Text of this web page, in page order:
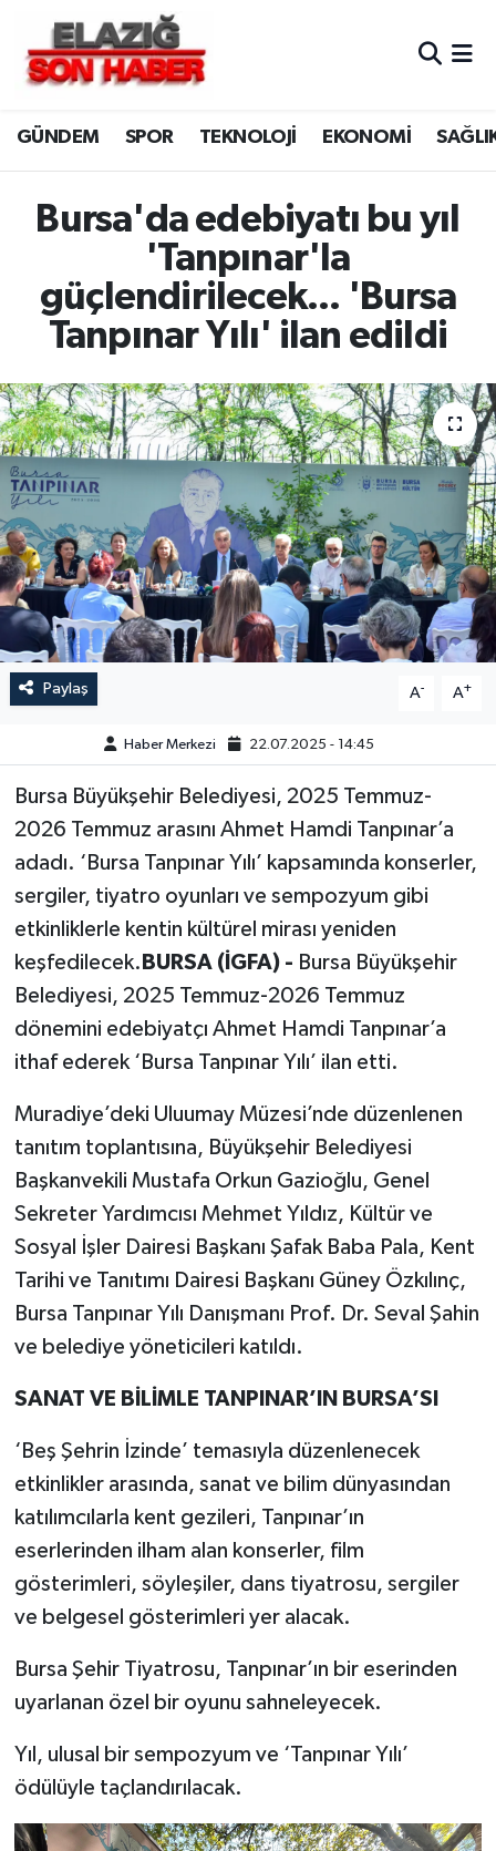
GÜNDEM SPOR TEKNOLOJİ EKONOMİ
Bursa'da edebiyatı bu yıl
'Tanpınar'la
güçlendirilecek... 'Bursa
Tanpınar Yılı' ilan edildi
Paylaş A- A+
Haber Merkezi 22.07.2025 - 14:45
Bursa Büyükşehir Belediyesi, 2025 Temmuz-
2026 Temmuz arasını Ahmet Hamdi Tanpınar’a
adadı. ‘Bursa Tanpınar Yılı’ kapsamında konserler,
sergiler, tiyatro oyunları ve sempozyum gibi
etkinliklerle kentin kültürel mirası yeniden
keşfedilecek. BURSA (İGFA) - Bursa Büyükşehir
Belediyesi, 2025 Temmuz-2026 Temmuz
dönemini edebiyatçı Ahmet Hamdi Tanpınar’a
ithaf ederek ‘Bursa Tanpınar Yılı’ ilan etti.
Muradiye’deki Uluumay Müzesi’nde düzenlenen
tanıtım toplantısına, Büyükşehir Belediyesi
Başkanvekili Mustafa Orkun Gazioğlu, Genel
Sekreter Yardımcısı Mehmet Yıldız, Kültür ve
Sosyal İşler Dairesi Başkanı Şafak Baba Pala, Kent
Tarihi ve Tanıtımı Dairesi Başkanı Güney Özkılınç,
Bursa Tanpınar Yılı Danışmanı Prof. Dr. Seval Şahin
ve belediye yöneticileri katıldı.
SANAT VE BİLİMLE TANPINAR’IN BURSA’SI
‘Beş Şehrin İzinde’ temasıyla düzenlenecek
etkinlikler arasında, sanat ve bilim dünyasından
katılımcılarla kent gezileri, Tanpınar’ın
eserlerinden ilham alan konserler, film
gösterimleri, söyleşiler, dans tiyatrosu, sergiler
ve belgesel gösterimleri yer alacak.
Bursa Şehir Tiyatrosu, Tanpınar’ın bir eserinden
uyarlanan özel bir oyunu sahneleyecek.
Yıl, ulusal bir sempozyum ve ‘Tanpınar Yılı’
ödülüyle taçlandırılacak.
CANLI YAYIN
ASAYİŞ
EĞİTİM
ELAZIĞ
GENEL
GÜNDEM
HABERDE İNSAN
KÜLTÜR-SANAT
MAGAZİN
MEDYA
ÖZEL HABER
POLİTİKA
SAĞLIK
SİYASET
YAŞAM
Merkez Hava Durumu
Merkez Trafik Yoğunluk Haritası
Tüm Manşetler
Son Dakika Haberleri